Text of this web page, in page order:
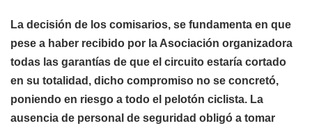
La decisión de los comisarios, se fundamenta en que
pese a haber recibido por la Asociación organizadora
todas las garantías de que el circuito estaría cortado
en su totalidad, dicho compromiso no se concretó,
poniendo en riesgo a todo el pelotón ciclista. La
ausencia de personal de seguridad obligó a tomar